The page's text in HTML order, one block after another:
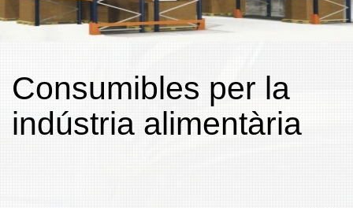
Consumibles per la
indústria alimentària